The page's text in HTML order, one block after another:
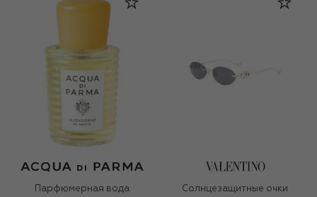
Парфюмерная вода
Солнцезащитные очки